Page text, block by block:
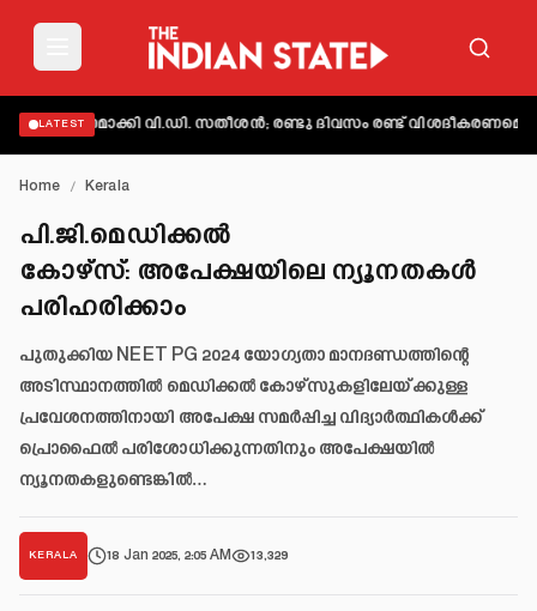
LATEST
വ്യക്തമാക്കി വി.ഡി. സതീശൻ; രണ്ടു ദിവസം രണ്ട് വിശദീകരണമെന്ന്
Home / Kerala
പി.ജി.മെഡിക്കൽ
കോഴ്സ്: അപേക്ഷയിലെ ന്യൂനതകൾ
പരിഹരിക്കാം
പുതുക്കിയ NEET PG 2024 യോഗ്യതാ മാനദണ്ഡത്തിന്റെ
അടിസ്ഥാനത്തിൽ മെഡിക്കൽ കോഴ്സുകളിലേയ്ക്കുള്ള
പ്രവേശനത്തിനായി അപേക്ഷ സമർപ്പിച്ച വിദ്യാർത്ഥികൾക്ക്
പ്രൊഫൈൽ പരിശോധിക്കുന്നതിനും അപേക്ഷയിൽ
ന്യൂനതകളുണ്ടെങ്കിൽ…
KERALA 18 Jan 2025, 2:05 AM 13,329